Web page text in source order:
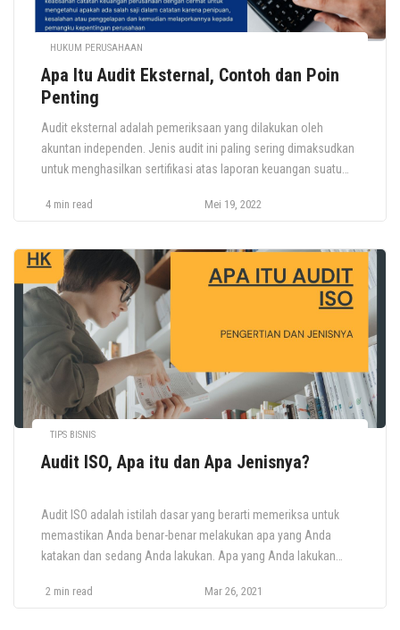
HUKUM PERUSAHAAN
Apa Itu Audit Eksternal, Contoh dan Poin
Penting
Audit eksternal adalah pemeriksaan yang dilakukan oleh
akuntan independen. Jenis audit ini paling sering dimaksudkan
untuk menghasilkan sertifikasi atas laporan keuangan suatu
pinjaman tertentu, dan untuk semua bisnis publik. Tujuan audit
kelengkapan catatan akuntansi klien; Apakah catatan
akuntansi klien telah disiapkan […]
4 min read Mei 19, 2022
TIPS BISNIS
Audit ISO, Apa itu dan Apa Jenisnya?
Audit ISO adalah istilah dasar yang berarti memeriksa untuk
memastikan Anda benar-benar melakukan apa yang Anda
katakan dan sedang Anda lakukan. Apa yang Anda lakukan
akan melakukan hal sebagai berikut: memverifikasi bahwa
2 min read Mar 26, 2021